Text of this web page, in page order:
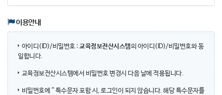
이용안내
아이디(ID)/비밀번호 : 교육정보전산시스템의 아이디(ID)/비밀번호와 동
일합니다.
교육정보전산시스템에서 비밀번호 변경시 다음 날에 적용됩니다.
비밀번호에 ^ 특수문자 포함 시, 로그인이 되지 않습니다. 해당 특수문자를